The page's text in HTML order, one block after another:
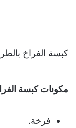
كبسة الفراخ
مكونات كبسة
فرخة.